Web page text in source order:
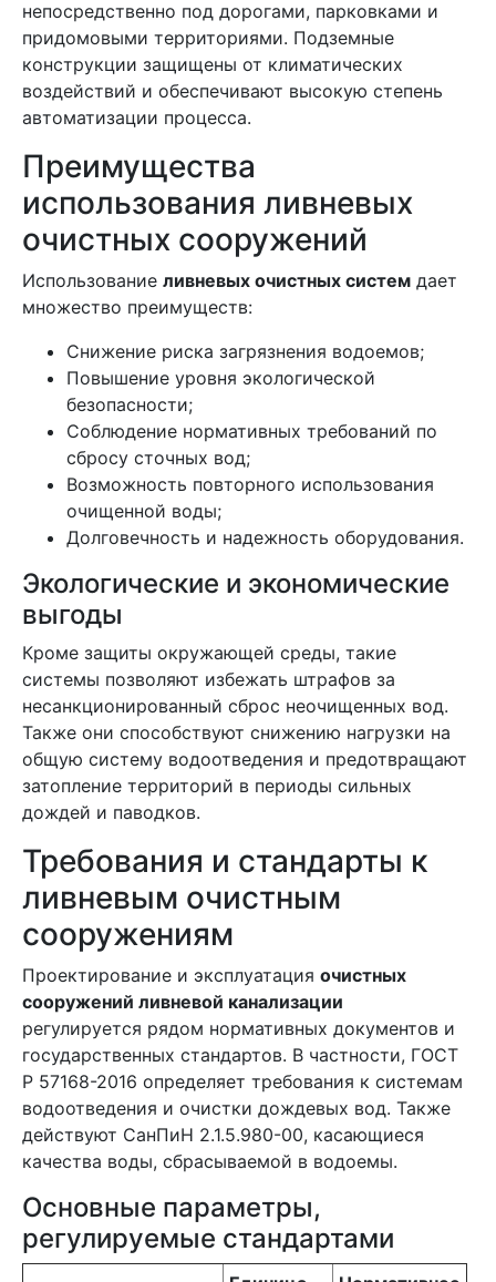
непосредственно под дорогами, парковками и
придомовыми территориями. Подземные
конструкции защищены от климатических
воздействий и обеспечивают высокую степень
автоматизации процесса.
Преимущества
использования ливневых
очистных сооружений
Использование ливневых очистных систем дает
множество преимуществ:
Снижение риска загрязнения водоемов;
Повышение уровня экологической
безопасности;
Соблюдение нормативных требований по
сбросу сточных вод;
Возможность повторного использования
очищенной воды;
Долговечность и надежность оборудования.
Экологические и экономические
выгоды
Кроме защиты окружающей среды, такие
системы позволяют избежать штрафов за
несанкционированный сброс неочищенных вод.
Также они способствуют снижению нагрузки на
общую систему водоотведения и предотвращают
затопление территорий в периоды сильных
дождей и паводков.
Требования и стандарты к
ливневым очистным
сооружениям
Проектирование и эксплуатация очистных
сооружений ливневой канализации
регулируется рядом нормативных документов и
государственных стандартов. В частности, ГОСТ
Р 57168-2016 определяет требования к системам
водоотведения и очистки дождевых вод. Также
действуют СанПиН 2.1.5.980-00, касающиеся
качества воды, сбрасываемой в водоемы.
Основные параметры,
регулируемые стандартами